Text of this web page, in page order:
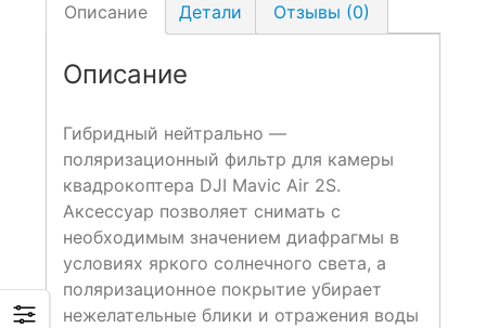
Описание Детали Отзывы (0)
Описание
Гибридный нейтрально —
поляризационный фильтр для камеры
квадрокоптера DJI Mavic Air 2S.
Аксессуар позволяет снимать с
необходимым значением диафрагмы в
условиях яркого солнечного света, а
поляризационное покрытие убирает
нежелательные блики и отражения воды